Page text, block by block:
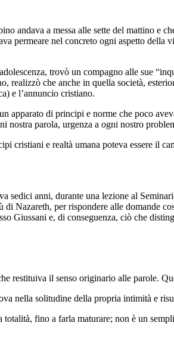
andava a messa alle sette del mattino e
permeare nel concreto ogni aspetto della
trovò un compagno alle sue
che anche in quella società,
e l’annuncio cristiano.
apparato di principi e norme che poco
nostra parola, urgenza a ogni nostro
e realtà umana poteva essere il
sedici anni, durante una lezione al
Nazareth, per rispondere alle domande
Giussani e, di conseguenza, ciò che
restituiva il senso originario alle parole.
nella solitudine della propria intimità e
fino a farla maturare; non è un